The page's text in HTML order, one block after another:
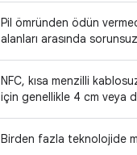
Pil ömründen ödün
alanları arasında
NFC, kısa menzilli
için genellikle 4 cm veya
Birden fazla teknolojide